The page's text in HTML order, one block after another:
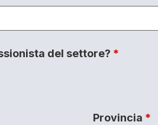
del settore? *
Provincia *